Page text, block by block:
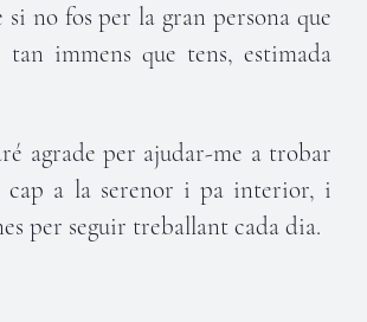
si no fos per la gran persona que
immens que tens, estimada
agrade per ajudar-me a trobar
cap a la serenor i pa interior, i
per seguir treballant cada dia.